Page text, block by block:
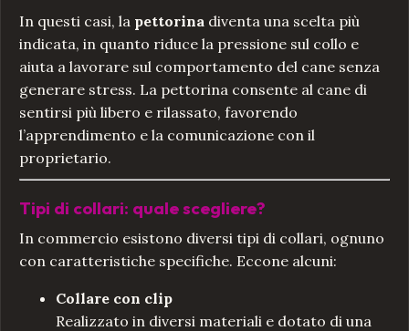
In questi casi, la pettorina diventa una scelta più
indicata, in quanto riduce la pressione sul collo e
aiuta a lavorare sul comportamento del cane senza
generare stress. La pettorina consente al cane di
sentirsi più libero e rilassato, favorendo
l’apprendimento e la comunicazione con il
proprietario.
Tipi di collari: quale scegliere?
In commercio esistono diversi tipi di collari, ognuno
con caratteristiche specifiche. Eccone alcuni:
Collare con clip
Realizzato in diversi materiali e dotato di una